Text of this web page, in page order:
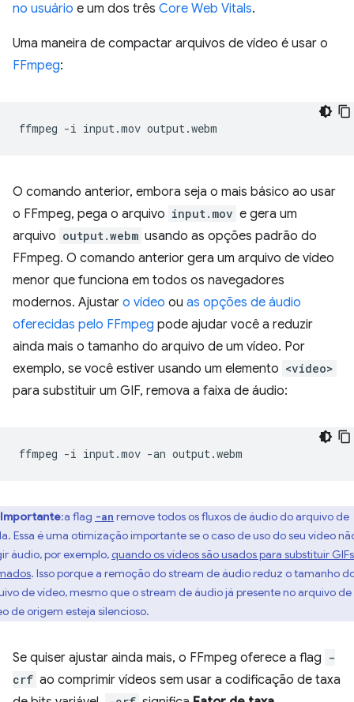
no usuário e um dos três Core Web Vitals.
Uma maneira de compactar arquivos de vídeo é usar o
FFmpeg:
ffmpeg -i input.mov
O comando anterior, embora seja o mais básico ao usar
o FFmpeg, pega o arquivo input.mov e gera um
arquivo output.webm usando as opções padrão do
FFmpeg. O comando anterior gera um arquivo de vídeo
menor que funciona em todos os navegadores
modernos. Ajustar o vídeo ou as opções de áudio
oferecidas pelo FFmpeg pode ajudar você a reduzir
ainda mais o tamanho do arquivo de um vídeo. Por
exemplo, se você estiver usando um elemento <video>
para substituir um GIF, remova a faixa de áudio:
ffmpeg -i input.mov -an
Importante:a flag -an remove todos os fluxos de áudio do arquivo de
Essa é uma otimização importante se o caso de uso do seu vídeo
áudio, por exemplo,quando os vídeos são usados para substituir GIFs
. Isso porque a remoção do stream de áudio reduz o tamanho
de vídeo, mesmo que o stream de áudio já presente no arquivo de
de origem esteja silencioso.
Se quiser ajustar ainda mais, o FFmpeg oferece a flag -
crf ao comprimir vídeos sem usar a codificação de taxa